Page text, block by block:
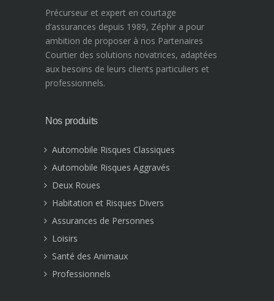
Précurseur et expert en courtage
d’assurances depuis 1989, Zéphir a pour
ambition de proposer à nos Partenaires
Courtier des solutions novatrices, adaptées
aux besoins de leurs clients particuliers et
professionnels.
Nos produits
Automobile Risques Classiques
Automobile Risques Aggravés
Deux Roues
Habitation et Risques Divers
Assurances de Personnes
Loisirs
Santé des Animaux
Professionnels